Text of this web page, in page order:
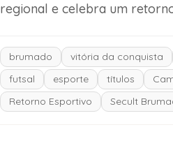
regional e celebra um
brumado vitória da conquista
futsal
esporte títulos
Retorno Esportivo
Secult